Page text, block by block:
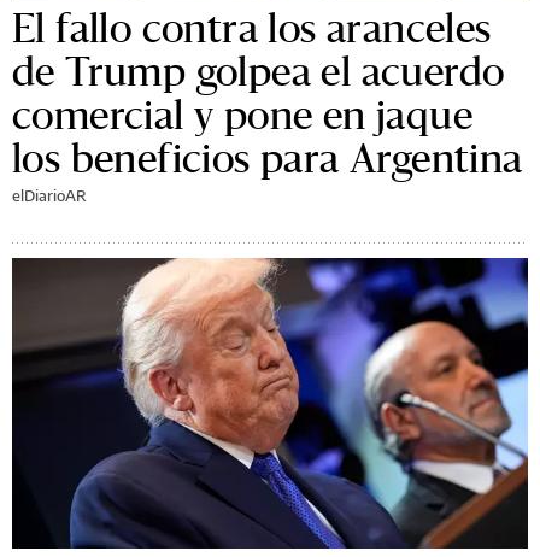
El fallo contra los aranceles
de Trump golpea el acuerdo
comercial y pone en jaque
los beneficios para Argentina
elDiarioAR